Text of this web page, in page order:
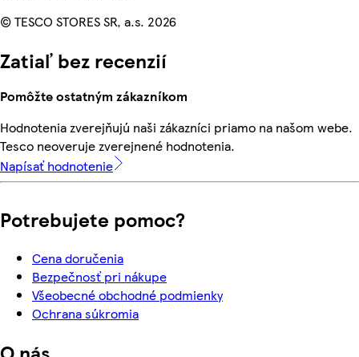
© TESCO STORES SR, a.s. 2026
Zatiaľ bez recenzií
Pomôžte ostatným zákazníkom
Hodnotenia zverejňujú naši zákazníci priamo na našom webe.
Tesco neoveruje zverejnené hodnotenia.
Napísať hodnotenie
Potrebujete pomoc?
Cena doručenia
Bezpečnosť pri nákupe
Všeobecné obchodné podmienky
Ochrana súkromia